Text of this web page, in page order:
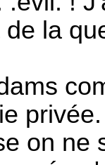
la
on ne